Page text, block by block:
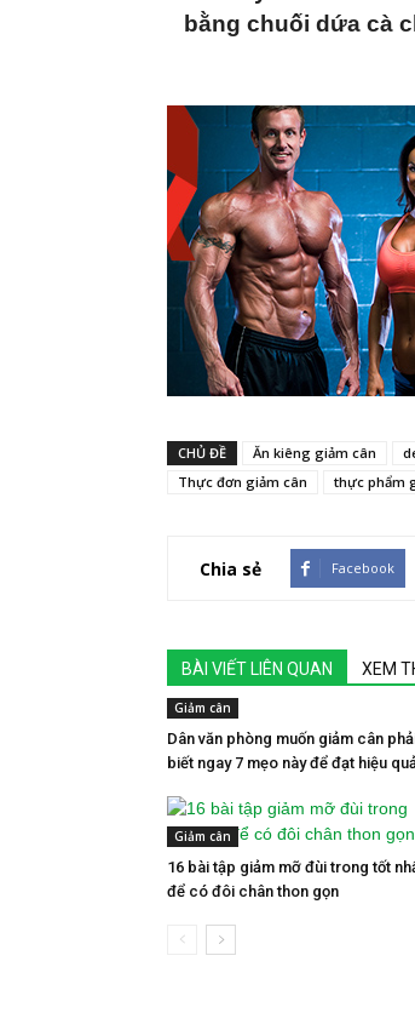
bằng chuối dứa cà
CHỦ ĐỀ Ăn kiêng giảm cân
Thực đơn giảm cân
thực phẩm
Chia sẻ Facebook
BÀI VIẾT LIÊN QUAN XEM
Giảm cân
Dân văn phòng muốn giảm cân
biết ngay 7 mẹo này để đạt hiệu
Giảm cân
16 bài tập giảm mỡ đùi trong tốt
để có đôi chân thon gọn